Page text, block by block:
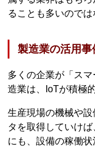
ることも多いのでは
製造業の活用事
多くの企業が「ス
造業は、IoTが積極
生産現場の機械や
タを取得していけ
にも、設備の稼働